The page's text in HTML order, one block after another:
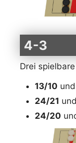
4-3
Drei
13/10 und
24/21 und
24/20